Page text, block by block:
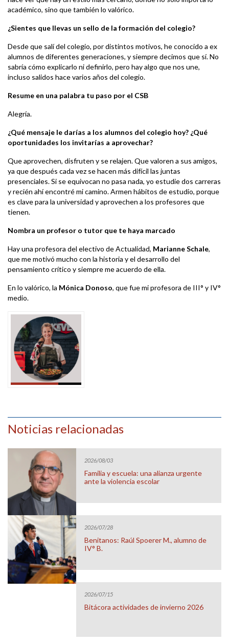
académico, sino que también lo valórico.
¿Sientes que llevas un sello de la formación del colegio?
Desde que salí del colegio, por distintos motivos, he conocido a ex
alumnos de diferentes generaciones, y siempre decimos que sí. No
sabría cómo explicarlo ni definirlo, pero hay algo que nos une,
incluso salidos hace varios años del colegio.
Resume en una palabra tu paso por el CSB
Alegría.
¿Qué mensaje le darías a los alumnos del colegio hoy? ¿Qué
oportunidades los invitarías a aprovechar?
Que aprovechen, disfruten y se relajen. Que valoren a sus amigos,
ya que después cada vez se hacen más difícil las juntas
presenciales. Si se equivocan no pasa nada, yo estudie dos carreras
y recién ahí encontré mi camino. Armen hábitos de estudio, porque
es clave para la universidad y aprovechen a los profesores que
tienen.
Nombra un profesor o tutor que te haya marcado
Hay una profesora del electivo de Actualidad, Marianne Schale,
que me motivó mucho con la historia y el desarrollo del
pensamiento crítico y siempre me acuerdo de ella.
En lo valórico, la Mónica Donoso, que fue mi profesora de III° y IV°
medio.
Noticias relacionadas
2026/08/03
Familia y escuela: una alianza urgente
ante la violencia escolar
2026/07/28
Benitanos: Raúl Spoerer M., alumno de
IV° B.
2026/07/15
Bitácora actividades de invierno 2026